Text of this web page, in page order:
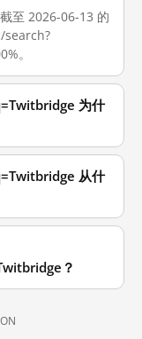
至 2026-06-13 的
search?
。
为什
从什
？